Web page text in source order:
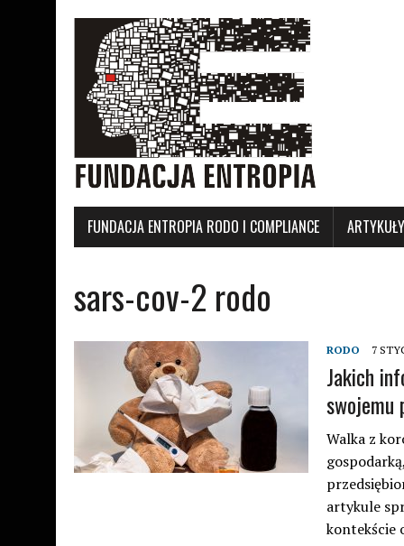
FUNDACJA ENTROPIA RODO I COMPLIANCE ARTYKUŁY
sars-cov-2 rodo
RODO 7
Jakich
swojemu
Walka z
artykule
kontekście